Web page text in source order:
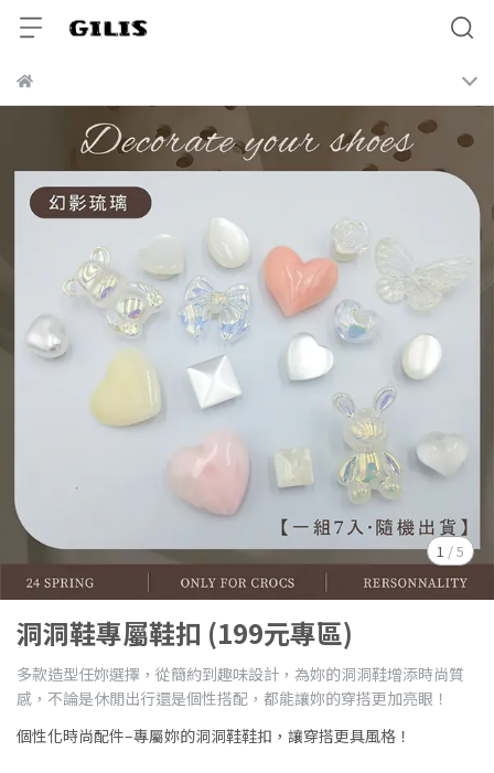
1 /5
洞洞鞋專屬鞋扣 (199元專區)
多款造型任妳選擇，從簡約到趣味設計，為妳的洞洞鞋增添時尚質
感，不論是休閒出行還是個性搭配，都能讓妳的穿搭更加亮眼！
個性化時尚配件–專屬妳的洞洞鞋鞋扣，讓穿搭更具風格！